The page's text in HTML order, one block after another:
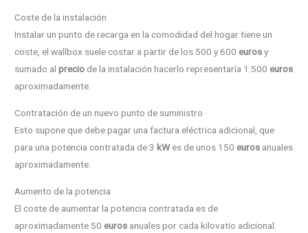
Coste de la instalación
Instalar un punto de recarga en la comodidad del hogar tiene un
coste, el wallbox suele costar a partir de los 500 y 600 eurosy
sumado alprecio de la instalación hacerlo representaría 1.500 euros
aproximadamente.
Contratación de un nuevo punto de suministro
Esto supone que debe pagar una factura eléctrica adicional, que
para una potencia contratada de 3 kWes de unos 150 euros anuales
aproximadamente.
Aumento de la potencia
El coste de aumentar la potencia contratada es de
aproximadamente 50 euros anuales por cada kilovatio adicional.